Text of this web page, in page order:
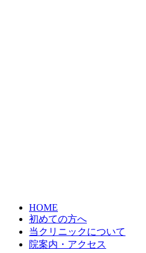
HOME
初めての方へ
当クリニックについて
院案内・アクセス